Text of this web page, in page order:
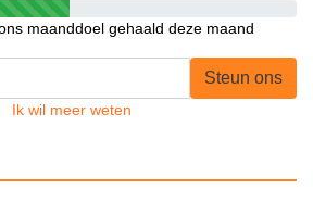
maanddoel gehaald deze maand
Steun ons
Ik wil meer weten